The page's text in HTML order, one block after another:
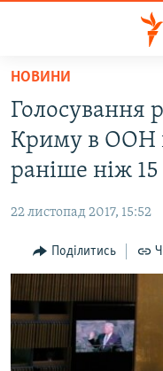
Перейти
основного
матеріалу
Перейти
до
основної
Перейти
до
пошуку
ВОДА.КРИМ
ВІДЕО ТА ФОТО
БЛОГИ
ПОГЛЯД
ІНТЕРВ'Ю
ВСЕ ЗА ДЕНЬ
СПЕЦПРОЕКТИ
НОВИНИ
Голосування
Криму в ООН
раніше ніж
22 листопад 2017, 15:52
Поділитись